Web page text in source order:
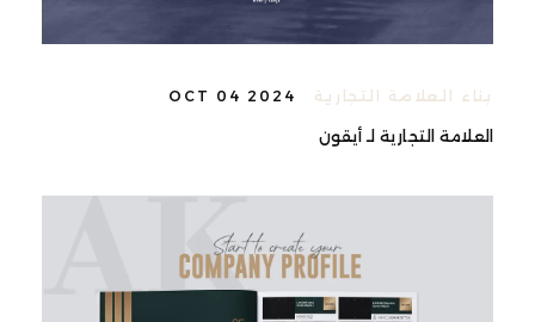
بناء العلامة التجارية OCT 04 2024
العلامة التجارية لـ أيقون